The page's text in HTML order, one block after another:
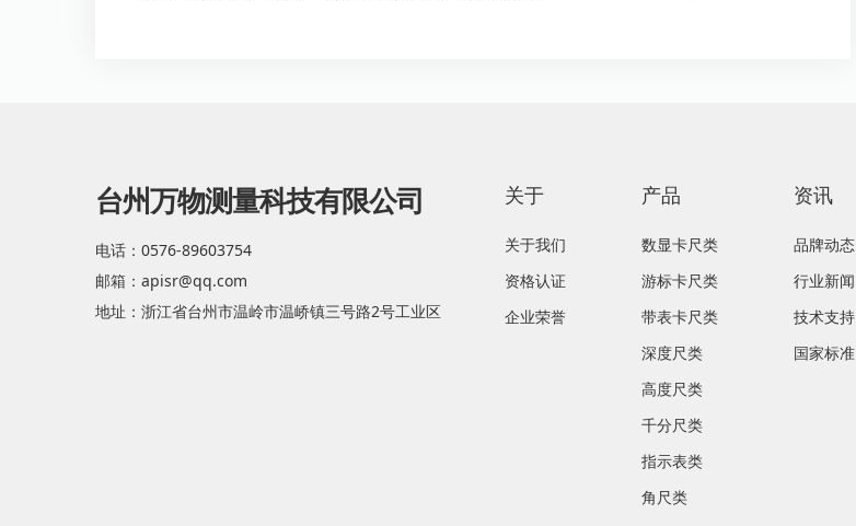
台州万物测量科技有限公司
电话：0576-89603754
邮箱：apisr@qq.com
地址：浙江省台州市温岭市温峤镇三号路2号工业区
关于
关于我们
资格认证
企业荣誉
产品
数显卡尺类
游标卡尺类
带表卡尺类
深度尺类
高度尺类
千分尺类
指示表类
角尺类
资讯
品牌动态
行业新闻
技术支持
国家标准